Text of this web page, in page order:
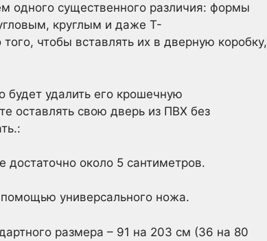
одного существенного различия: формы
круглым и даже Т-
чтобы вставлять их в дверную коробку,
будет удалить его крошечную
оставлять свою дверь из ПВХ без
около 5 сантиметров.
помощью универсального ножа.
размера – 91 на 203 см (36 на 80